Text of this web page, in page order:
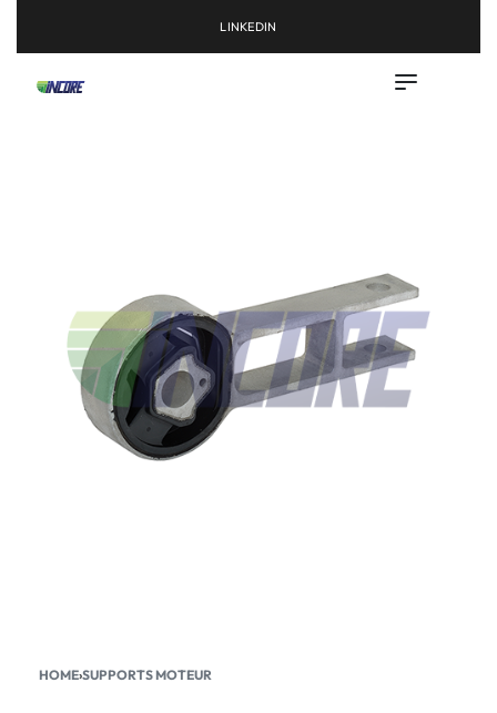
LINKEDIN
HOME›SUPPORTS MOTEUR